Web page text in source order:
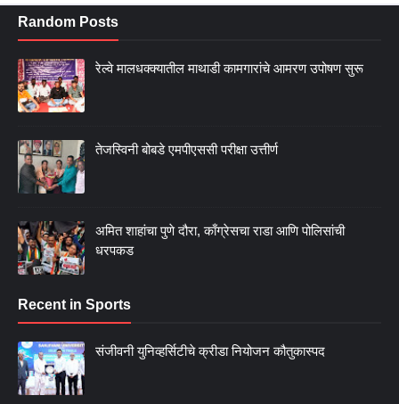
Random Posts
रेल्वे मालधक्क्यातील माथाडी कामगारांचे आमरण उपोषण सुरू
तेजस्विनी बोबडे एमपीएससी परीक्षा उत्तीर्ण
अमित शाहांचा पुणे दौरा, काँग्रेसचा राडा आणि पोलिसांची
धरपकड
Recent in Sports
संजीवनी युनिव्हर्सिटीचे क्रीडा नियोजन कौतुकास्पद